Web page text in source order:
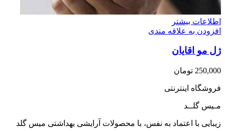
اطلاعات بیشتر
افزودن به علاقه مندی
ژل مو اقایان
250,000 تومان
فروشگاه اینترنتی
مـیس گلــد
زیبایی با اعتماد به نفس، با محصولات آرایشی بهداشتی میس گلد